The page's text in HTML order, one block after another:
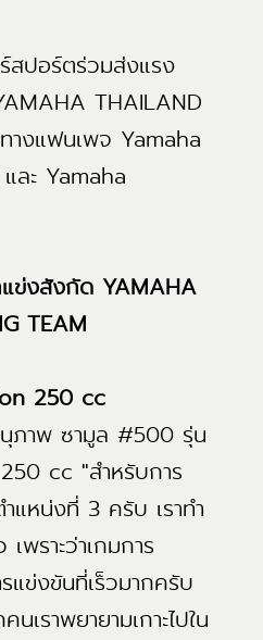
อร์ตร่วมส่งแรง
THAILAND
างแฟนเพจ Yamaha
ละ Yamaha
ข่งสังกัด YAMAHA
TEAM
250 cc
มูล #500 รุ่น
cc "สำหรับการ
แหน่งที่ 3 ครับ เราทำ
พราะว่าเกมการ
แข่งขันที่เร็วมากครับ
เราพยายามเกาะไปใน